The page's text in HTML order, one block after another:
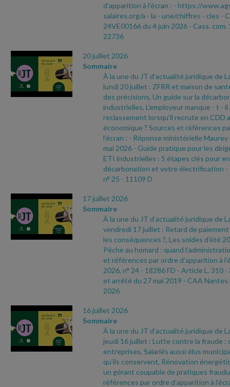
d’apparition à l’écran : - https://
salaires.org/a - la - une/chiffres - cles -
24VE00166 du 4 juin 2026 - Cass. com.
22736
20 juillet 2026
Sommaire
À la une du JT d’actualité juridique de
lundi 20 juillet : ZFRR et maison de
des précisions, Un guide sur la
industrielles, L’employeur manque - t -
reclassement lorsqu'il recrute en CDD
économique ? Sources et références
l’écran : - Réponse ministérielle Maurey
mai 2026 - Guide pratique pour les
ETI industrielles : 5 étapes clés pour
décarbonation et votre électrification -
n° 25 - 11109 D
17 juillet 2026
Sommaire
À la une du JT d’actualité juridique de
vendredi 17 juillet : Retard de
les conséquences ?, Les soldes d'été
Pêche au homard : quand
et références par ordre d’apparition à
2026, n° 24 - 18286 FD - Article L. 310 -
et arrêté du 27 mai 2019 - CAA Nantes
2026
16 juillet 2026
Sommaire
À la une du JT d’actualité juridique de
jeudi 16 juillet : Lutte contre la fraude :
entreprises, Salariés aussi élus
qu'ils conservent, Rénovation
un gérant coupable de pratiques
références par ordre d’apparition à